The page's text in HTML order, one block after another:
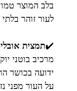
בלב המוצר
לעור זוהר
✔️תמצית
ידועה בכושר
על העור מפני